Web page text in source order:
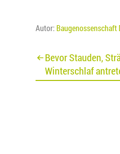
Autor: Baugenossenschaft
Bevor Stauden,
Winterschlaf